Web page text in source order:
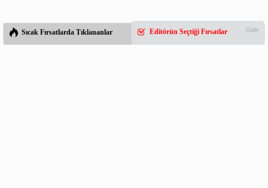
Sıcak Fırsatlarda Tıklananlar Editörün Seçtiği Fırsatlar Gizle